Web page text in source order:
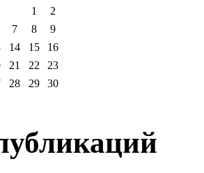
1
2
7 8
9
14 15
16
21 22
23
28 29
30